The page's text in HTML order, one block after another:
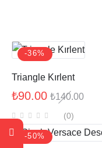
-36%
Triangle Kırlent
₺140.00
₺90.00
(0)
-50%